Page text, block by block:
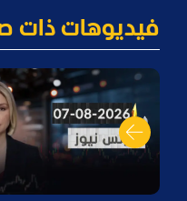
فيديوهات ذات